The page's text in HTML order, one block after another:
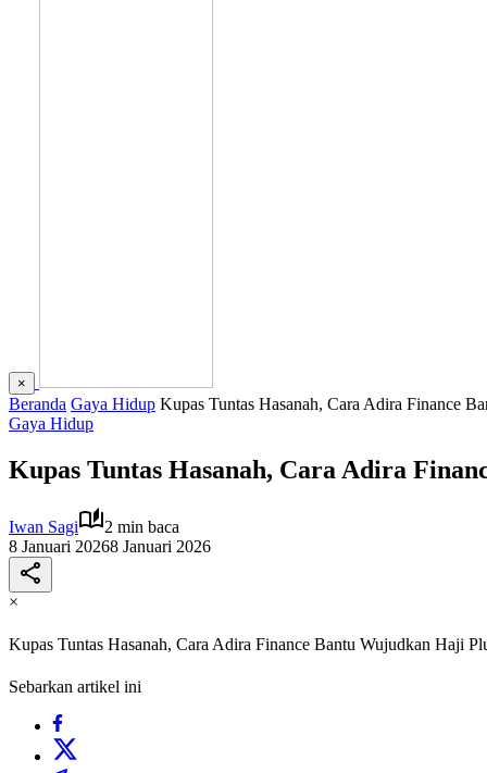
×
Beranda Gaya Hidup Kupas Tuntas Hasanah, Cara Adira Finance
Gaya Hidup
Kupas Tuntas Hasanah, Cara Adira
Iwan Sagi
2 min baca
8 Januari 20268 Januari 2026
×
Kupas Tuntas Hasanah, Cara Adira Finance Bantu Wujudkan Haji
Sebarkan artikel ini